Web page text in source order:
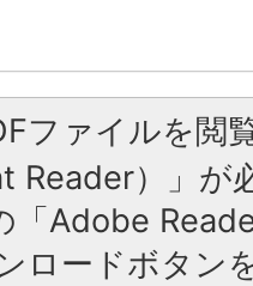
ファイルを閲
Reader）」が
「Adobe
ロードボタン